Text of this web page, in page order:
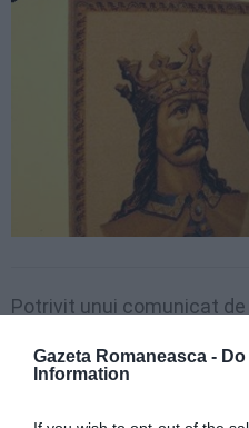
Gazeta Romaneasca -
Information
Potrivit unui comunicat
„Semenic” al judeţului